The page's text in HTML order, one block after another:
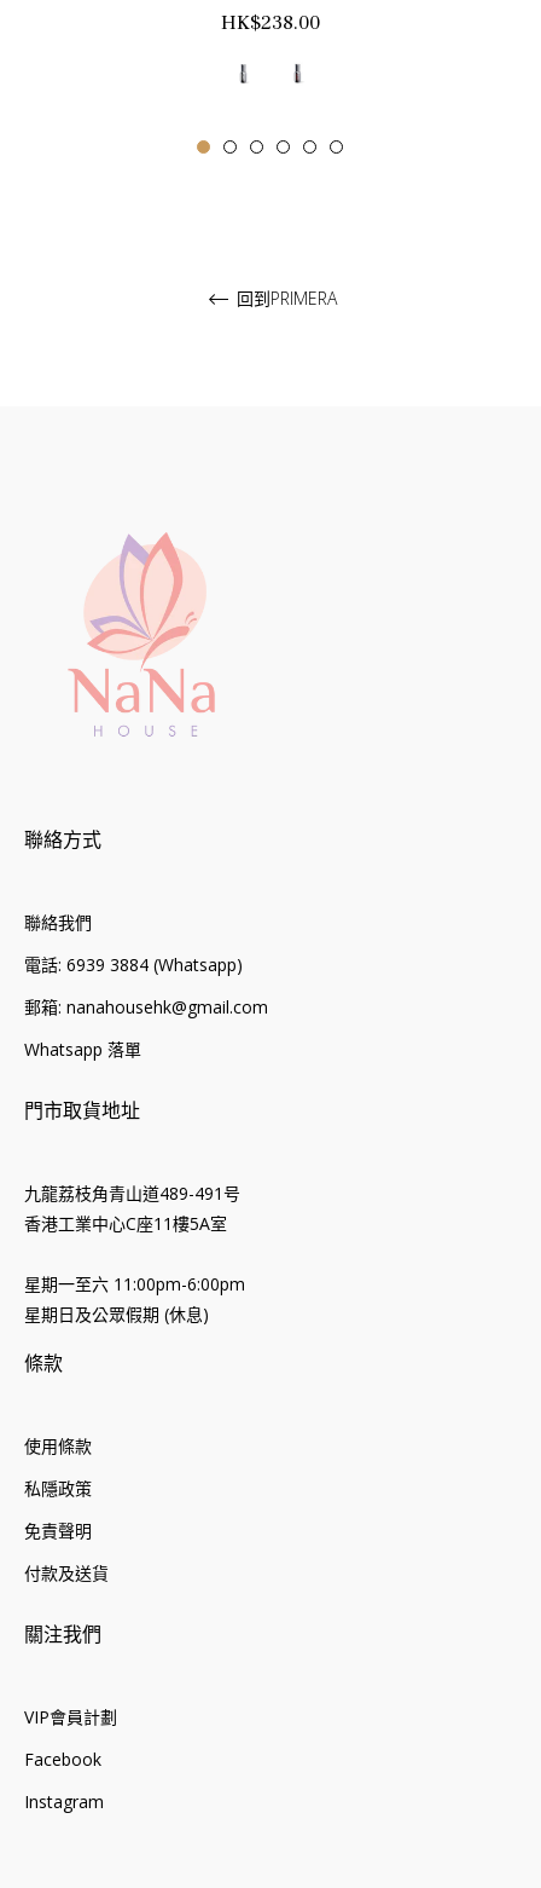
正
HK$238.00
回到PRIMERA
聯絡方式
聯絡我們
電話: 6939 3884 (Whatsapp)
郵箱: nanahousehk@gmail.com
Whatsapp 落單
門市取貨地址
九龍荔枝角青山道489-491号
香港工業中心C座11樓5A室
星期一至六 11:00pm-6:00pm
星期日及公眾假期 (休息)
條款
使用條款
私隱政策
免責聲明
付款及送貨
關注我們
VIP會員計劃
Facebook
Instagram